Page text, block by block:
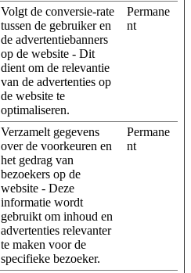
Volgt de conversie-rate
tussen de gebruiker en
de advertentiebanners
op de website - Dit
dient om de relevantie
van de advertenties op
de website te
optimaliseren.
Permane
nt
Verzamelt gegevens
over de voorkeuren en
het gedrag van
bezoekers op de
website - Deze
informatie wordt
gebruikt om inhoud en
advertenties relevanter
te maken voor de
specifieke bezoeker.
Permane
nt